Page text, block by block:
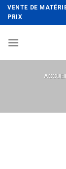
Passer
au
VENTE DE
PRIX